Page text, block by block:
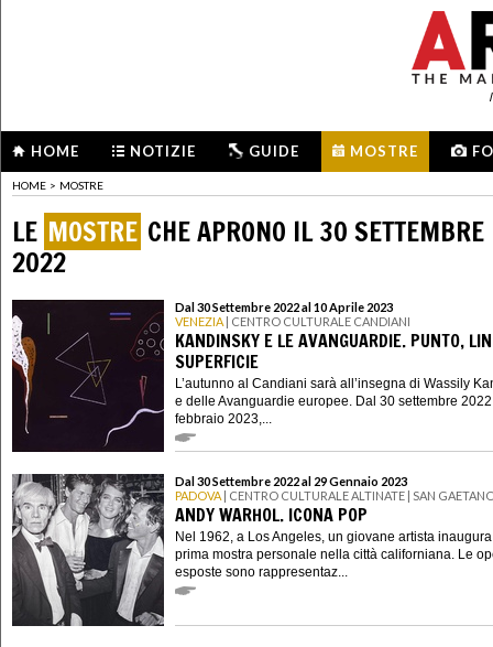
HOME NOTIZIE GUIDE MOSTRE
HOME > MOSTRE
LE MOSTRE CHE APRONO IL 30 SETTEMBRE
2022
Dal 30 Settembre 2022 al 10 Aprile 2023
VENEZIA | CENTRO CULTURALE CANDIANI
KANDINSKY E LE AVANGUARDIE. PUNTO,
SUPERFICIE
L’autunno al Candiani sarà all’insegna di Wassily
e delle Avanguardie europee. Dal 30 settembre
febbraio 2023,...
Dal 30 Settembre 2022 al 29 Gennaio 2023
PADOVA | CENTRO CULTURALE ALTINATE | SAN
ANDY WARHOL. ICONA POP
Nel 1962, a Los Angeles, un giovane artista
prima mostra personale nella città californiana. Le
esposte sono rappresentaz...